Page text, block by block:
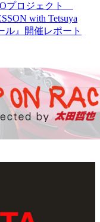
プロジェクト
with Tetsuya
ル』開催レポート